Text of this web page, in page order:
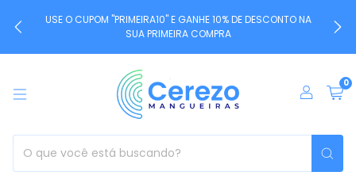
USE O CUPOM "PRIMEIRA10" E GANHE 10% DE DESCONTO NA
SUA PRIMEIRA COMPRA
0